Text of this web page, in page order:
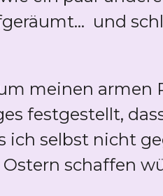
und
meinen armen
festgestellt,
ich selbst nicht
schaffen